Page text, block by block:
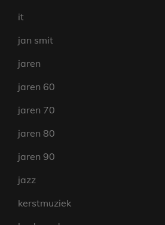
it
jan smit
jaren
jaren 60
jaren 70
jaren 80
jaren 90
jazz
kerstmuziek